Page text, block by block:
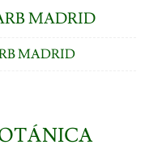
MADRID
MADRID